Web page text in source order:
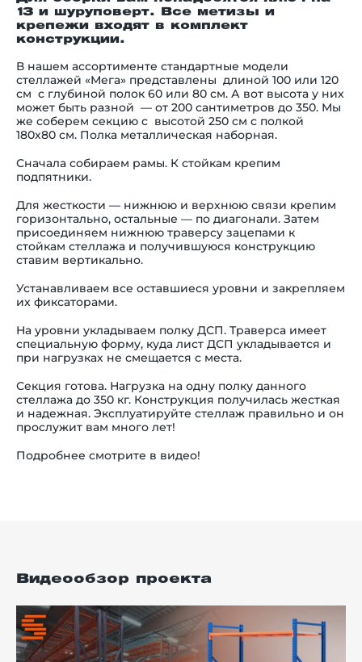
13 и шуруповерт. Все метизы и
крепежи входят в комплект
конструкции.
В нашем ассортименте стандартные модели
стеллажей «Мега» представлены длиной 100 или 120
см с глубиной полок 60 или 80 см. А вот высота у них
может быть разной — от 200 сантиметров до 350. Мы
же соберем секцию с высотой 250 см с полкой
180х80 см. Полка металлическая наборная.
Сначала собираем рамы. К стойкам крепим
подпятники.
Для жесткости — нижнюю и верхнюю связи крепим
горизонтально, остальные — по диагонали. Затем
присоединяем нижнюю траверсу зацепами к
стойкам стеллажа и получившуюся конструкцию
ставим вертикально.
Устанавливаем все оставшиеся уровни и закрепляем
их фиксаторами.
На уровни укладываем полку ДСП. Траверса имеет
специальную форму, куда лист ДСП укладывается и
при нагрузках не смещается с места.
Секция готова. Нагрузка на одну полку данного
стеллажа до 350 кг. Конструкция получилась жесткая
и надежная. Эксплуатируйте стеллаж правильно и он
прослужит вам много лет!
Подробнее смотрите в видео!
Видеообзор проекта